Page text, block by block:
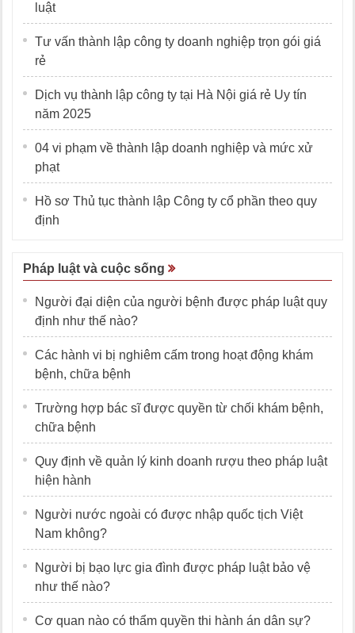
luật
Tư vấn thành lập công ty doanh nghiệp trọn gói giá
rẻ
Dịch vụ thành lập công ty tại Hà Nội giá rẻ Uy tín
năm 2025
04 vi phạm về thành lập doanh nghiệp và mức xử
phạt
Hồ sơ Thủ tục thành lập Công ty cổ phần theo quy
định
Pháp luật và cuộc sống
Người đại diện của người bệnh được pháp luật quy
định như thế nào?
Các hành vi bị nghiêm cấm trong hoạt động khám
bệnh, chữa bệnh
Trường hợp bác sĩ được quyền từ chối khám bệnh,
chữa bệnh
Quy định về quản lý kinh doanh rượu theo pháp luật
hiện hành
Người nước ngoài có được nhập quốc tịch Việt
Nam không?
Người bị bạo lực gia đình được pháp luật bảo vệ
như thế nào?
Cơ quan nào có thẩm quyền thi hành án dân sự?